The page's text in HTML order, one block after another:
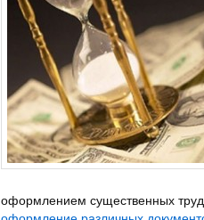
оформлением существенных